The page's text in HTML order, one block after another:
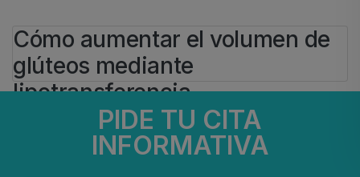
Cómo aumentar el volumen de
glúteos mediante
lipotransferencia
11 DE MARZO DE 2025
PIDE TU CITA
INFORMATIVA